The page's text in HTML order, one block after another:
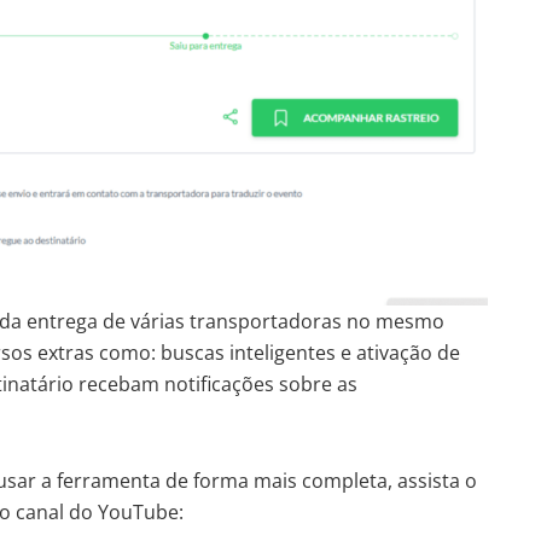
entrega de várias transportadoras no mesmo
extras como: buscas inteligentes e ativação de
recebam notificações sobre as
a ferramenta de forma mais completa, assista o
canal do YouTube: